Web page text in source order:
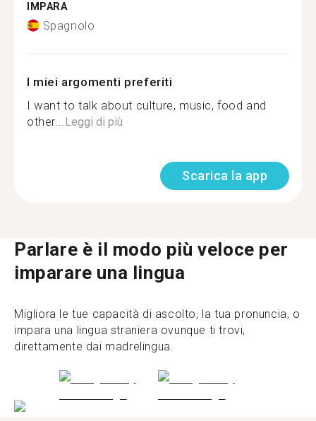
IMPARA
Spagnolo
I miei argomenti preferiti
I want to talk about culture, music, food and
other... Leggi di più
Scarica la app
Parlare è il modo più veloce per
imparare una lingua
Migliora le tue capacità di ascolto, la tua pronuncia, o
impara una lingua straniera ovunque ti trovi,
direttamente dai madrelingua.